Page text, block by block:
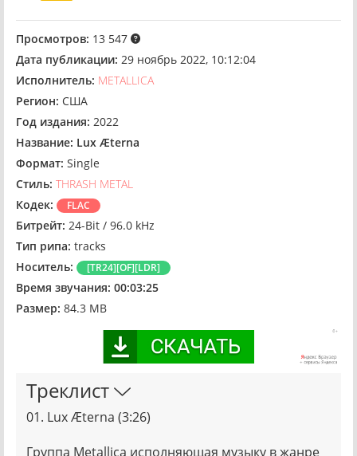
Просмотров: 13 547
Дата публикации: 29 ноябрь 2022, 10:12:04
Исполнитель: METALLICA
Регион: США
Год издания: 2022
Название: Lux Æterna
Формат: Single
Стиль: THRASH METAL
Кодек:
FLAC
Битрейт: 24-Bit / 96.0 kHz
Тип рипа: tracks
Носитель:
[TR24][OF][LDR]
Время звучания: 00:03:25
Размер: 84.3 MB
Треклист
01. Lux Æterna (3:26)
Группа Metallica исполняющая музыку в жанре